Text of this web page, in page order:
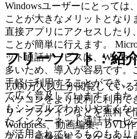
Windowsユーザーにとっては
ことが大きなメリットとなり
直接アプリにアクセスしたり
ことが簡単に行えます。
ット通話サービスは、
多いため、導入が容易です
手軽に利用することができ、
て広く普及しています。また
もシンプルでわかりやすくな
たインターネット通話サー
が活用されているものもあり
フリーソフト：紹
1,000万人以上が閲覧してい
パソコンをより便利に利用で
リ・プラグインなどを無料で
Wordpress、動画編集、DVD